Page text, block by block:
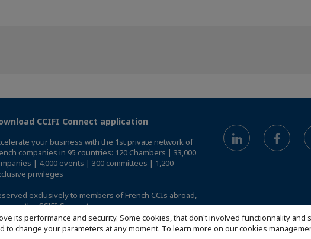
its performance and security. Some cookies, that don't involved functionnality and
to change your parameters at any moment. To learn more on our cookies
CCIFI Connect application
your business with the 1st private network of
companies in 95 countries: 120 Chambers | 33,000
| 4,000 events | 300 committees | 1,200
privileges
exclusively to members of French CCIs abroad,
the CCIFI Connect app.